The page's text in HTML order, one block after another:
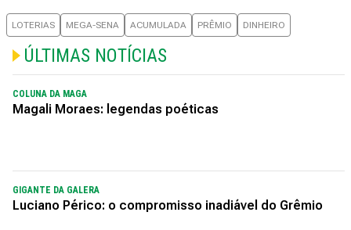
LOTERIAS MEGA-SENA ACUMULADA PRÊMIO DINHEIRO
ÚLTIMAS NOTÍCIAS
COLUNA DA MAGA
Magali Moraes: legendas poéticas
GIGANTE DA GALERA
Luciano Périco: o compromisso inadiável do Grêmio